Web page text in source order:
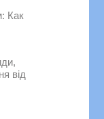
Как
від